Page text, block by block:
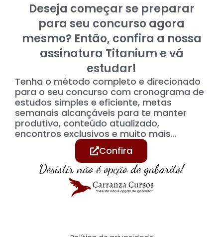
Deseja começar se preparar
para seu concurso agora
mesmo? Então, confira a nossa
assinatura Titanium e vá
estudar!
Tenha o método completo e direcionado
para o seu concurso com cronograma de
estudos simples e eficiente, metas
semanais alcançáveis para te manter
produtivo, conteúdo atualizado,
encontros exclusivos e muito mais...
Confira
Desistir não é opção de gabarito!